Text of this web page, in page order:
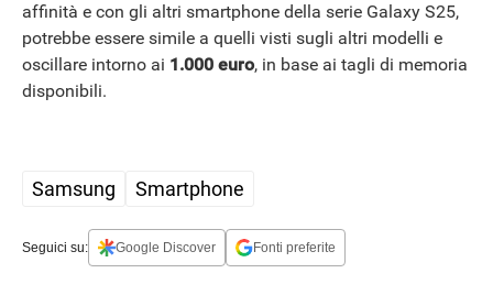
APPLE
affinità e con gli altri smartphone della serie Galaxy S25,
potrebbe essere simile a quelli visti sugli altri modelli e
oscillare intorno ai 1.000 euro, in base ai tagli di memoria
disponibili.
Samsung Smartphone
Seguici su: Google Discover Fonti preferite